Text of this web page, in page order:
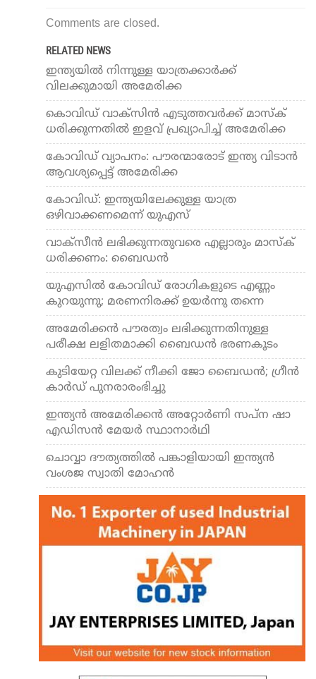
Comments are closed.
RELATED NEWS
ഇന്ത്യയില്‍ നിന്നുള്ള യാത്രക്കാര്‍ക്ക്
വിലക്കുമായി അമേരിക്ക
കൊവിഡ് വാക്സിന്‍ എടുത്തവര്‍ക്ക് മാസ്‌ക്
ധരിക്കുന്നതില്‍ ഇളവ് പ്രഖ്യാപിച്ച് അമേരിക്ക
കോവിഡ് വ്യാപനം: പൗരന്മാരോട് ഇന്ത്യ വിടാന്‍
ആവശ്യപ്പെട്ട് അമേരിക്ക
കോവിഡ്: ഇന്ത്യയിലേക്കുള്ള യാത്ര
ഒഴിവാക്കണമെന്ന് യുഎസ്
വാക്‌സീന്‍ ലഭിക്കുന്നതുവരെ എല്ലാരും മാസ്‌ക്
ധരിക്കണം: ബൈഡന്‍
യുഎസില്‍ കോവിഡ് രോഗികളുടെ എണ്ണം
കുറയുന്നു; മരണനിരക്ക് ഉയര്‍ന്നു തന്നെ
അമേരിക്കന്‍ പൗരത്വം ലഭിക്കുന്നതിനുള്ള
പരീക്ഷ ലളിതമാക്കി ബൈഡന്‍ ഭരണകൂടം
കുടിയേറ്റ വിലക്ക് നീക്കി ജോ ബൈഡന്‍; ഗ്രീന്‍
കാര്‍ഡ് പുനരാരംഭിച്ചു
ഇന്ത്യന്‍ അമേരിക്കന്‍ അറ്റോര്‍ണി സപ്ന ഷാ
എഡിസന്‍ മേയര്‍ സ്ഥാനാര്‍ഥി
ചൊവ്വാ ദൗത്യത്തില്‍ പങ്കാളിയായി ഇന്ത്യന്‍
വംശജ സ്വാതി മോഹന്‍